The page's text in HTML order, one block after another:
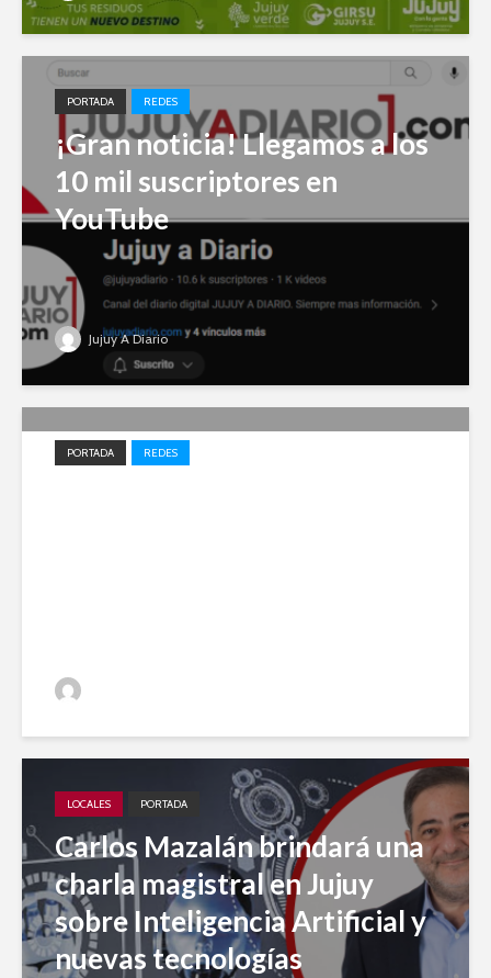
PORTADA REDES
¡Gran noticia! Llegamos a los
10 mil suscriptores en
YouTube
Jujuy A Diario
PORTADA REDES
LOCALES PORTADA
Carlos Mazalán brindará una
charla magistral en Jujuy
sobre Inteligencia Artificial y
nuevas tecnologías